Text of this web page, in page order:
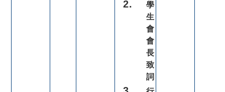
學
生
會
會
長
致
詞